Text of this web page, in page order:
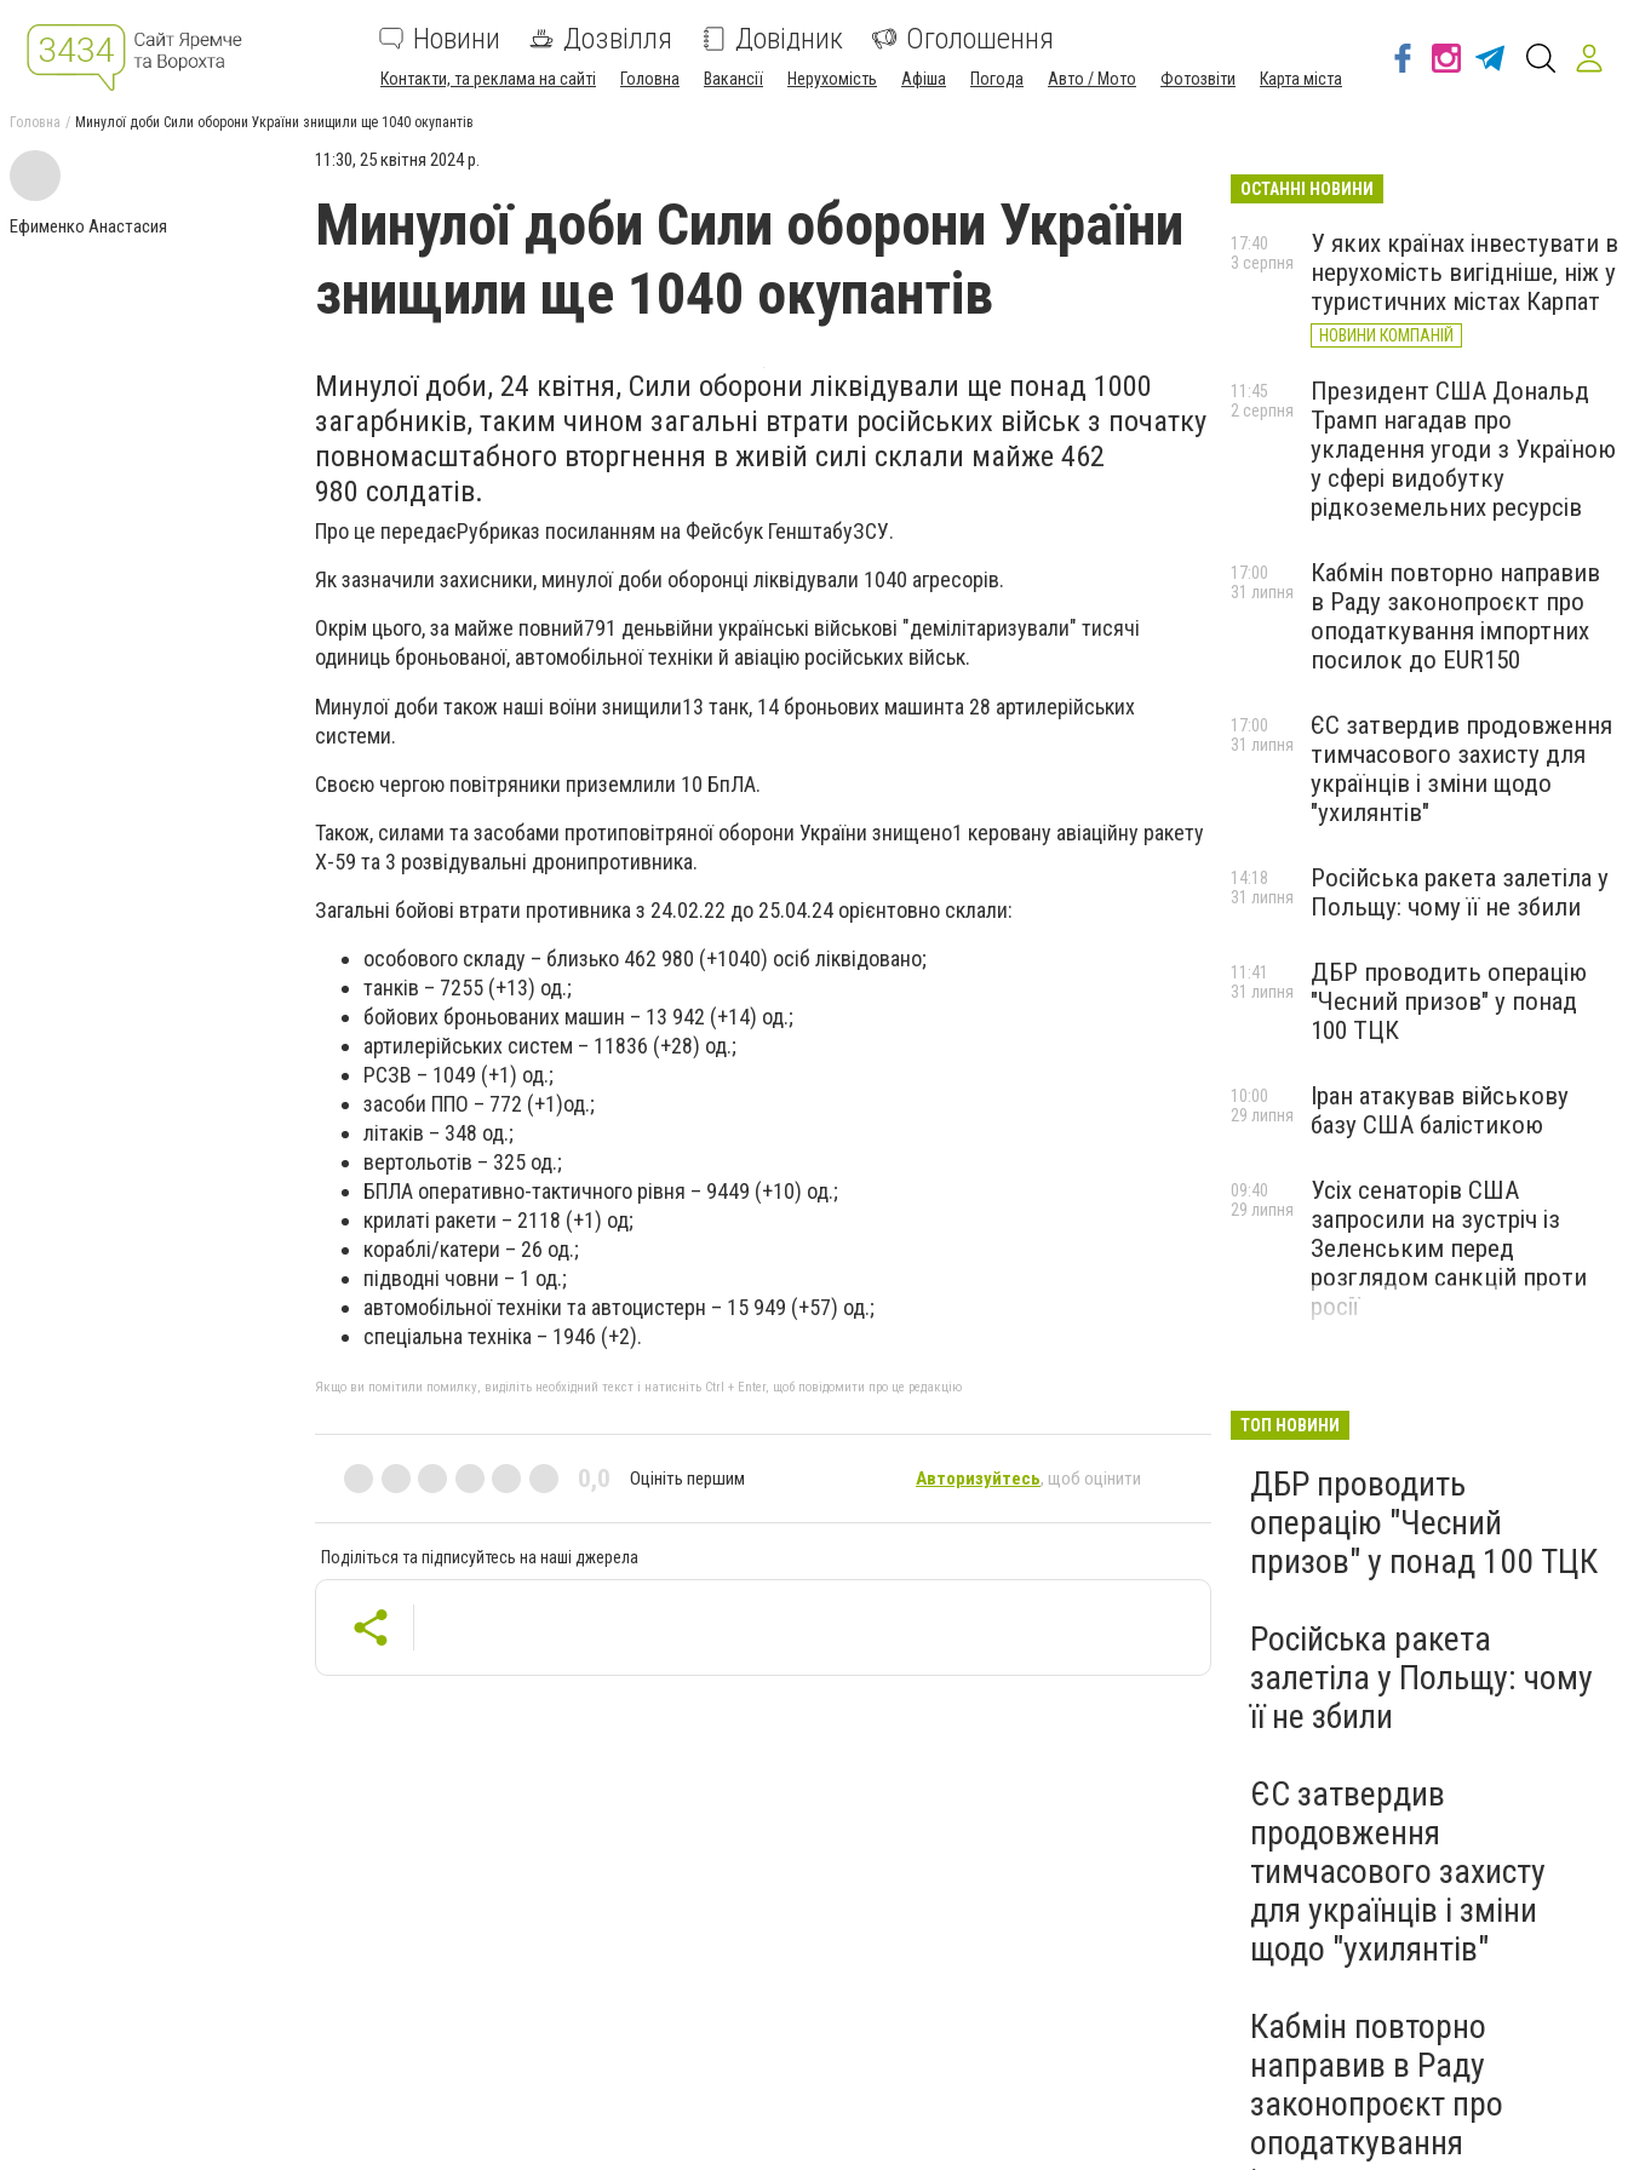
Новини Дозвілля Довідник Оголошення
Контакти, та реклама на сайті Головна Вакансії Нерухомість Афіша Погода Авто / Мото Фотозвіти Карта міста
Головна Минулої доби Сили оборони України знищили ще 1040 окупантів
Ефименко Анастасия
11:30, 25 квітня 2024 р.
Минулої доби Сили оборони України
знищили ще 1040 окупантів
Минулої доби, 24 квітня, Сили оборони ліквідували ще понад 1000
загарбників, таким чином загальні втрати російських військ з початку
повномасштабного вторгнення в живій силі склали майже 462
980 солдатів.
Про це передаєРубриказ посиланням на Фейсбук ГенштабуЗСУ.
Як зазначили захисники, минулої доби оборонці ліквідували 1040 агресорів.
Окрім цього, за майже повний791 деньвійни українські військові "демілітаризували" тисячі
одиниць броньованої, автомобільної техніки й авіацію російських військ.
Минулої доби також наші воїни знищили13 танк, 14 броньових машинта 28 артилерійських
системи.
Своєю чергою повітряники приземлили 10 БпЛА.
Також, силами та засобами протиповітряної оборони України знищено1 керовану авіаційну ракету
Х-59 та 3 розвідувальні дронипротивника.
Загальні бойові втрати противника з 24.02.22 до 25.04.24 орієнтовно склали:
особового складу – близько 462 980 (+1040) осіб ліквідовано;
танків – 7255 (+13) од.;
бойових броньованих машин – 13 942 (+14) од.;
артилерійських систем – 11836 (+28) од.;
РСЗВ – 1049 (+1) од.;
засоби ППО – 772 (+1)од.;
літаків – 348 од.;
вертольотів – 325 од.;
БПЛА оперативно-тактичного рівня – 9449 (+10) од.;
крилаті ракети – 2118 (+1) од;
кораблі/катери – 26 од.;
підводні човни – 1 од.;
автомобільної техніки та автоцистерн – 15 949 (+57) од.;
спеціальна техніка – 1946 (+2).
Якщо ви помітили помилку, виділіть необхідний текст і натисніть Ctrl + Enter, щоб повідомити про це редакцію
0,0 Оцініть першим Авторизуйтесь, щоб оцінити
Поділіться та підписуйтесь на наші джерела
ОСТАННІ НОВИНИ
У яких країнах інвестувати в
нерухомість вигідніше, ніж у
туристичних містах Карпат
НОВИНИ КОМПАНІЙ
17:40
3 серпня
Президент США Дональд
Трамп нагадав про
укладення угоди з Україною
у сфері видобутку
рідкоземельних ресурсів
11:45
2 серпня
Кабмін повторно направив
в Раду законопроєкт про
оподаткування імпортних
посилок до EUR150
17:00
31 липня
ЄС затвердив продовження
тимчасового захисту для
українців і зміни щодо
"ухилянтів"
17:00
31 липня
Російська ракета залетіла у
Польщу: чому її не збили
14:18
31 липня
ДБР проводить операцію
"Чесний призов" у понад
100 ТЦК
11:41
31 липня
Іран атакував військову
базу США балістикою
10:00
29 липня
Усіх сенаторів США
запросили на зустріч із
Зеленським перед
розглядом санкцій проти
росії
09:40
29 липня
ТОП НОВИНИ
ДБР проводить
операцію "Чесний
призов" у понад 100 ТЦК
Російська ракета
залетіла у Польщу: чому
її не збили
ЄС затвердив
продовження
тимчасового захисту
для українців і зміни
щодо "ухилянтів"
Кабмін повторно
направив в Раду
законопроєкт про
оподаткування